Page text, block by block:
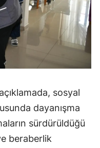
sosyal
dayanışma
sürdürüldüğü
beraberlik